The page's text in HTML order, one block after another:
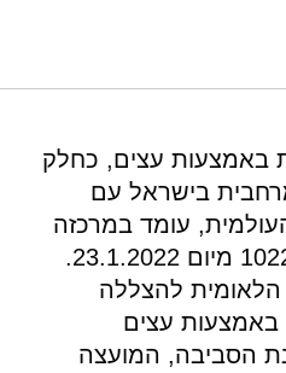
באמצעות עצים, כחלק
בישראל עם
עומד במרכזה
של החלטת ממשלה 1022 מיום 23.1.2022.
להצללה
באמצעות עצים
הסביבה, המועצה